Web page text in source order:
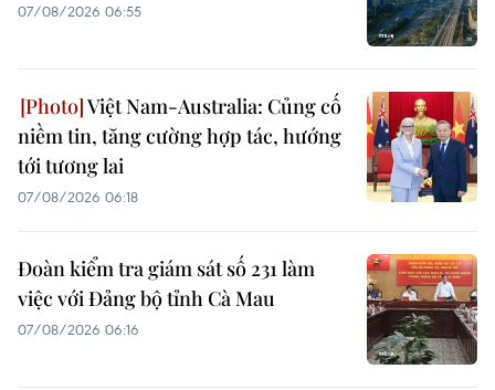
07/08/2026 06:55
Việt Nam-Australia: Củng cố
niềm tin, tăng cường hợp tác, hướng
tới tương lai
07/08/2026 06:18
Đoàn kiểm tra giám sát số 231 làm
việc với Đảng bộ tỉnh Cà Mau
07/08/2026 06:16